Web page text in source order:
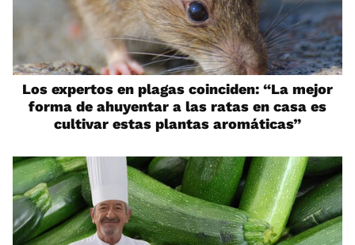
Los expertos en plagas coinciden: “La mejor
forma de ahuyentar a las ratas en casa es
cultivar estas plantas aromáticas”